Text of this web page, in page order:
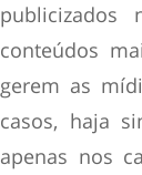
publicizados
conteúdos
gerem as
casos, haja
apenas nos